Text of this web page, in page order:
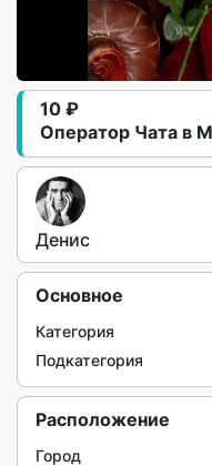
Оператор Чата в
10 ₽
Денис
Основное
Категория
Подкатегория
Расположение
Город